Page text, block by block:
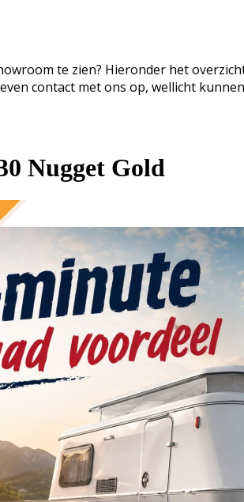
te zien? Hieronder het
contact met ons op, wellicht
Nugget Gold